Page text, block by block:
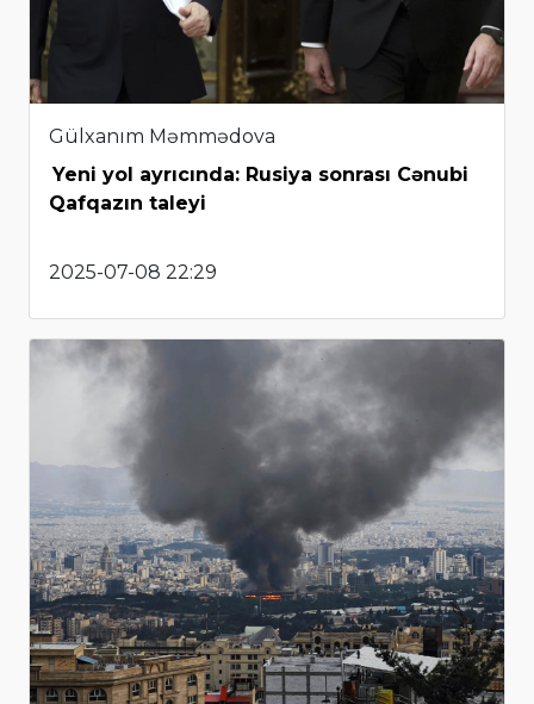
Gülxanım Məmmədova
Yeni yol ayrıcında: Rusiya sonrası Cənubi
Qafqazın taleyi
2025-07-08 22:29